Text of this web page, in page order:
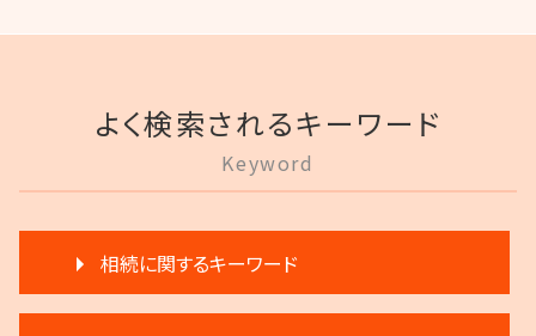
よく検索されるキーワード
Keyword
相続に関するキーワード